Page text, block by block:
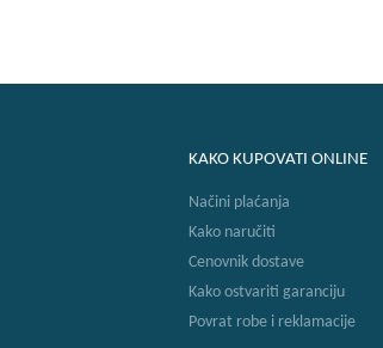
KAKO KUPOVATI ONLINE
Načini plaćanja
Kako naručiti
Cenovnik dostave
Kako ostvariti garanciju
Povrat robe i reklamacije